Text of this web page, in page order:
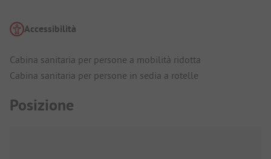
Accessibilità
Cabina sanitaria per persone a mobilità ridotta
Cabina sanitaria per persone in sedia a rotelle
Posizione